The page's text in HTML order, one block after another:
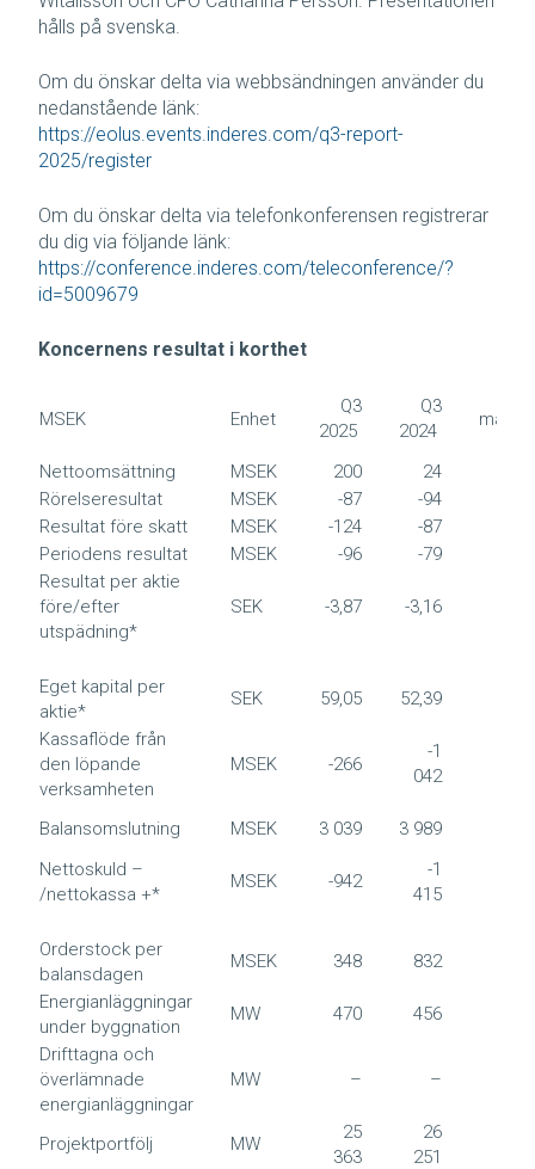
hålls på svenska.
Om du önskar delta via webbsändningen använder du
nedanstående länk:
https://eolus.events.inderes.com/q3-report-
2025/register
Om du önskar delta via telefonkonferensen registrerar
du dig via följande länk:
https://conference.inderes.com/teleconference/?
id=5009679
Koncernens resultat i korthet
MSEK Enhet
Q3
2025
Q3
2024
Nettoomsättning
MSEK 200 24
Rörelseresultat
MSEK -87
-94
Resultat före skatt
MSEK -124 -87
Periodens resultat
MSEK -96 -79
Resultat per aktie
före/efter
utspädning*
SEK -3,87 -3,16
Eget kapital per
aktie*
SEK 59,05 52,39
Kassaflöde från
den löpande
verksamheten
MSEK -266
-1
042
Balansomslutning MSEK 3 039 3 989
Nettoskuld –
/nettokassa +*
MSEK -942
-1
415
Orderstock per
balansdagen
MSEK 348 832
Energianläggningar
under byggnation
MW 470 456
Drifttagna och
överlämnade
energianläggningar
MW – –
Projektportfölj MW
25
363
26
251